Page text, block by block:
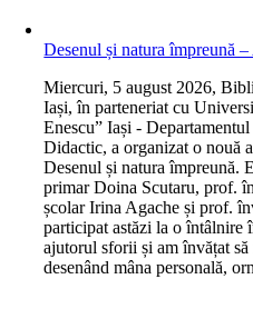
Desenul și natura împreună
Miercuri, 5 august 2026,
Iași, în parteneriat cu
Enescu” Iași -
Didactic, a organizat o nouă
Desenul și natura împreună.
primar Doina Scutaru, prof.
școlar Irina Agache și prof.
participat astăzi la o întâlnire
ajutorul sforii și am învățat
desenând mâna personală,